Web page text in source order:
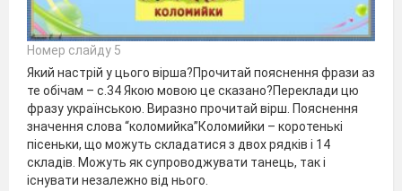
Номер слайду 5
Який настрій у цього вірша?Прочитай пояснення фрази аз
те обічам – с.34 Якою мовою це сказано?Переклади цю
фразу українською. Виразно прочитай вірш. Пояснення
значення слова “коломийка”Коломийки – коротенькі
пісеньки, що можуть складатися з двох рядків і 14
складів. Можуть як супроводжувати танець, так і
існувати незалежно від нього.